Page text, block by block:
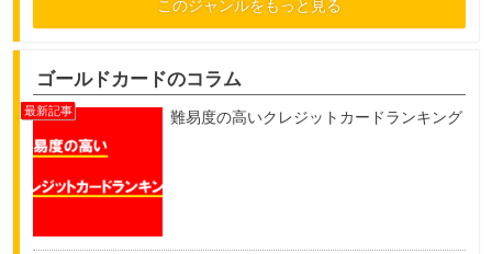
このジャンルをもっと見る
ゴールドカードのコラム
難易度の高いクレジットカードランキング